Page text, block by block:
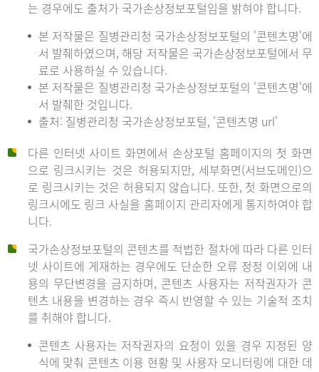
는 경우에도 출처가 국가손상정보포털임을 밝혀야 합니다.
본 저작물은 질병관리청 국가손상정보포털의 '콘텐츠명'에
서 발췌하였으며, 해당 저작물은 국가손상정보포털에서 무
료로 사용하실 수 있습니다.
본 저작물은 질병관리청 국가손상정보포털의 '콘텐츠명'에
서 발췌한 것입니다.
출처: 질병관리청 국가손상정보포털, '콘텐츠명 url'
다른 인터넷 사이트 화면에서 손상포털 홈페이지의 첫 화면
으로 링크시키는 것은 허용되지만, 세부화면(서브도메인)으
로 링크시키는 것은 허용되지 않습니다. 또한, 첫 화면으로의
링크시에도 링크 사실을 홈페이지 관리자에게 통지하여야 합
니다.
국가손상정보포털의 콘텐츠를 적법한 절차에 따라 다른 인터
넷 사이트에 게재하는 경우에도 단순한 오류 정정 이외에 내
용의 무단변경을 금지하며, 콘텐츠 사용자는 저작권자가 콘
텐츠 내용을 변경하는 경우 즉시 반영할 수 있는 기술적 조치
를 취해야 합니다.
콘텐츠 사용자는 저작권자의 요청이 있을 경우 지정된 양
식에 맞춰 콘텐츠 이용 현황 및 사용자 모니터링에 대한 데